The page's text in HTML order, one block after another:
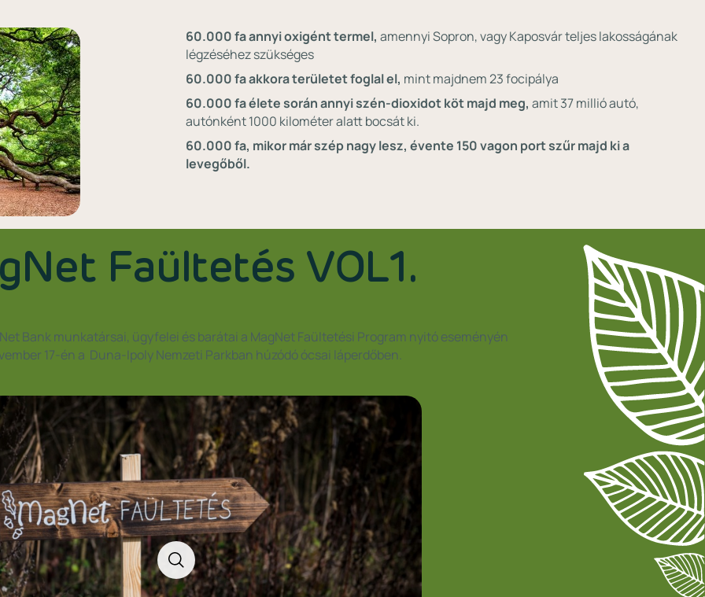
60.000 fa annyi oxigént termel, amennyi Sopron, vagy Kaposvár teljes lakosságának
légzéséhez szükséges ⁣
60.000 fa akkora területet foglal el, mint majdnem 23 focipálya
60.000 fa élete során annyi szén-dioxidot köt majd meg, amit 37 millió autó,
autónként 1000 kilométer alatt bocsát ki.
60.000 fa, mikor már szép nagy lesz, évente 150 vagon port szűr majd ki a
levegőből.
Faültetés VOL1.
Bank munkatársai, ügyfelei és barátai a MagNet Faültetési Program nyitó eseményén
17-én a Duna-Ipoly Nemzeti Parkban húzódó ócsai láperdőben.